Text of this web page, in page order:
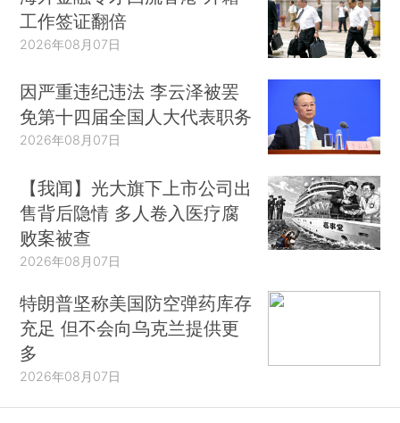
工作签证翻倍
2026年08月07日
因严重违纪违法 李云泽被罢
免第十四届全国人大代表职务
2026年08月07日
【我闻】光大旗下上市公司出
售背后隐情 多人卷入医疗腐
败案被查
2026年08月07日
特朗普坚称美国防空弹药库存
充足 但不会向乌克兰提供更
多
2026年08月07日